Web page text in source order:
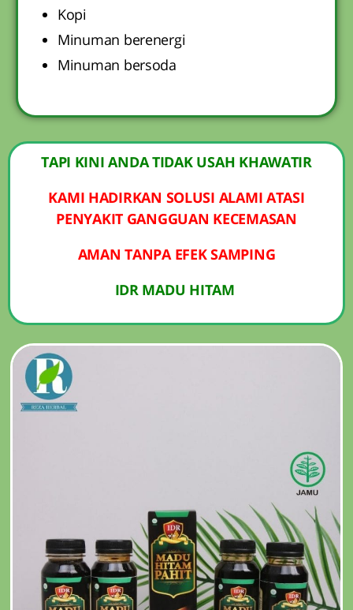
Kopi
Minuman berenergi
Minuman bersoda
TAPI KINI ANDA TIDAK USAH KHAWATIR
KAMI HADIRKAN SOLUSI ALAMI ATASI
PENYAKIT GANGGUAN KECEMASAN
AMAN TANPA EFEK SAMPING
IDR MADU HITAM